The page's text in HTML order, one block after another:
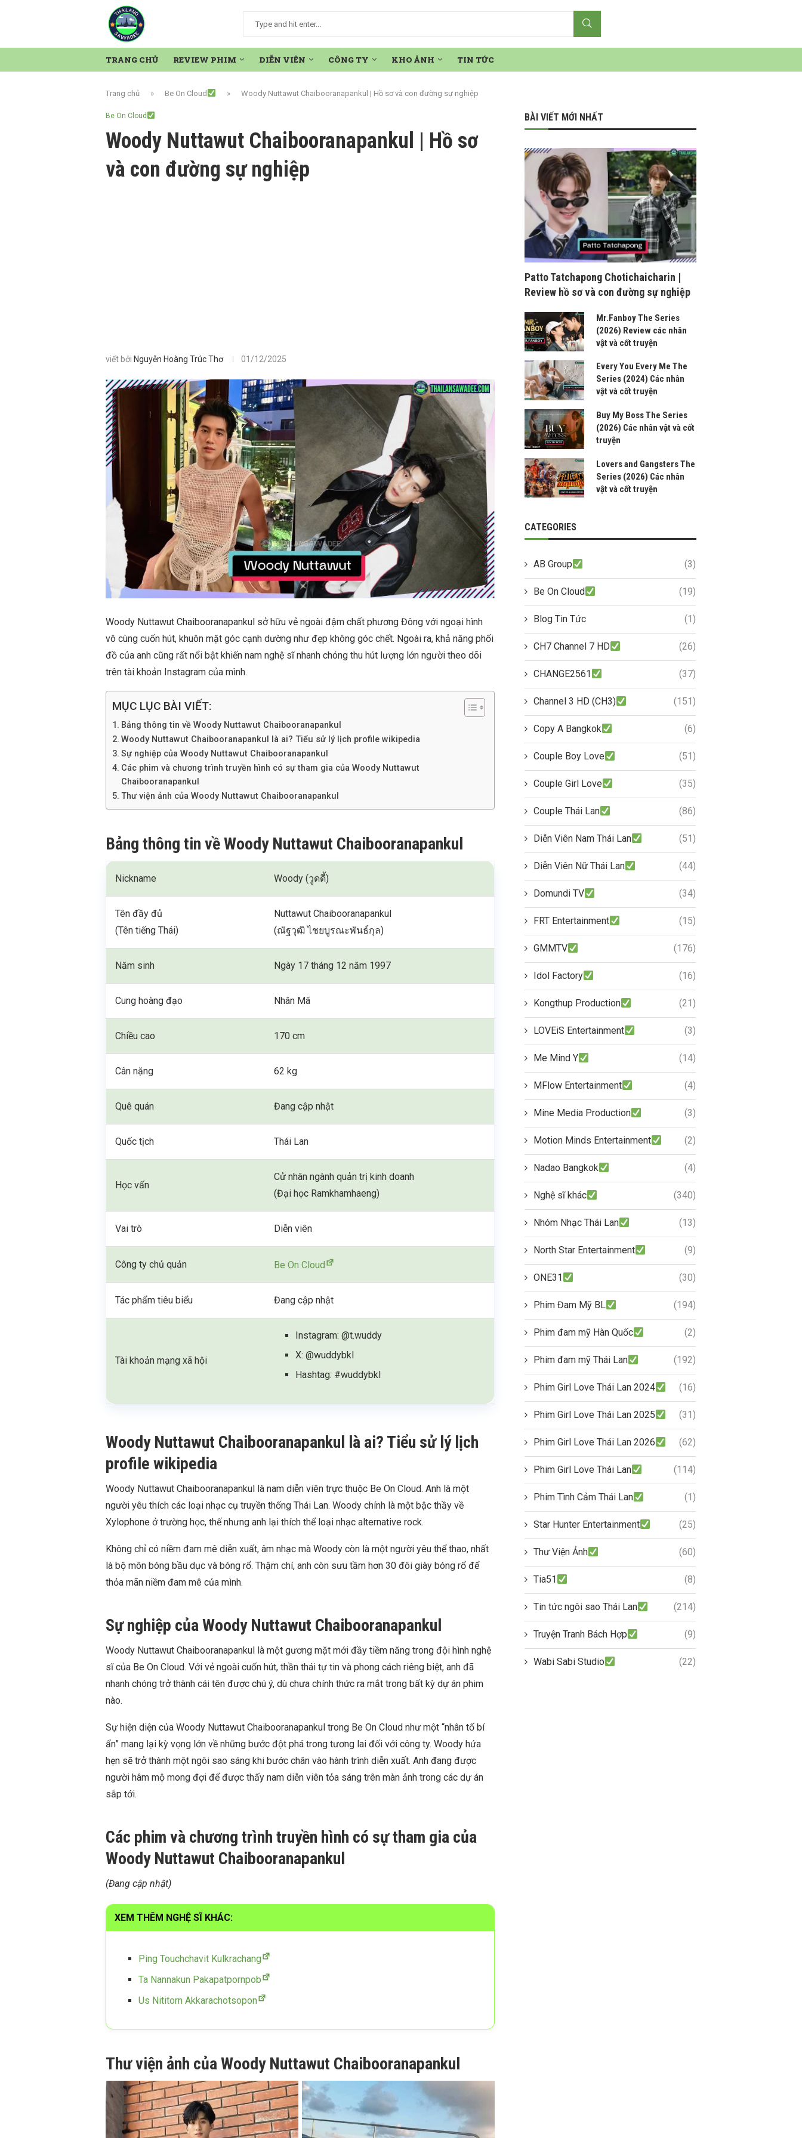
TRANG CHỦ REVIEW PHIM DIỄN VIÊN CÔNG TY KHO ẢNH TIN TỨC
Trang chủ » Be On Cloud » Woody Nuttawut Chaibooranapankul | Hồ sơ và con đường sự nghiệp
Be On Cloud
Woody Nuttawut Chaibooranapankul | Hồ sơ
và con đường sự nghiệp
viết bởi Nguyễn Hoàng Trúc Thơ 01/12/2025
Woody Nuttawut Chaibooranapankul sở hữu vẻ ngoài đậm chất phương Đông với ngoại hình
vô cùng cuốn hút, khuôn mặt góc cạnh dường như đẹp không góc chết. Ngoài ra, khả năng phối
đồ của anh cũng rất nổi bật khiến nam nghệ sĩ nhanh chóng thu hút lượng lớn người theo dõi
trên tài khoản Instagram của mình.
MỤC LỤC BÀI VIẾT:
Bảng thông tin về Woody Nuttawut Chaibooranapankul
Woody Nuttawut Chaibooranapankul là ai? Tiểu sử lý lịch profile wikipedia
Sự nghiệp của Woody Nuttawut Chaibooranapankul
Các phim và chương trình truyền hình có sự tham gia của Woody Nuttawut
Chaibooranapankul
Thư viện ảnh của Woody Nuttawut Chaibooranapankul
Bảng thông tin về Woody Nuttawut Chaibooranapankul
Nickname Woody (วูดดี้)
Tên đầy đủ
(Tên tiếng Thái)
Nuttawut Chaibooranapankul
(ณัฐวุฒิ ไชยบูรณะพันธ์กุล)
Năm sinh Ngày 17 tháng 12 năm 1997
Cung hoàng đạo Nhân Mã
Chiều cao 170 cm
Cân nặng 62 kg
Quê quán Đang cập nhật
Quốc tịch Thái Lan
Học vấn
Cử nhân ngành quản trị kinh doanh
(Đại học Ramkhamhaeng)
Vai trò Diễn viên
Công ty chủ quản Be On Cloud
Tác phẩm tiêu biểu Đang cập nhật
Tài khoản mạng xã hội
Instagram: @t.wuddy
X: @wuddybkl
Hashtag: #wuddybkl
Woody Nuttawut Chaibooranapankul là ai? Tiểu sử lý lịch
profile wikipedia
Woody Nuttawut Chaibooranapankul là nam diễn viên trực thuộc Be On Cloud. Anh là một
người yêu thích các loại nhạc cụ truyền thống Thái Lan. Woody chính là một bậc thầy về
Xylophone ở trường học, thế nhưng anh lại thích thể loại nhạc alternative rock.
Không chỉ có niềm đam mê diễn xuất, âm nhạc mà Woody còn là một người yêu thể thao, nhất
là bộ môn bóng bầu dục và bóng rổ. Thậm chí, anh còn sưu tầm hơn 30 đôi giày bóng rổ để
thỏa mãn niềm đam mê của mình.
Sự nghiệp của Woody Nuttawut Chaibooranapankul
Woody Nuttawut Chaibooranapankul là một gương mặt mới đầy tiềm năng trong đội hình nghệ
sĩ của Be On Cloud. Với vẻ ngoài cuốn hút, thần thái tự tin và phong cách riêng biệt, anh đã
nhanh chóng trở thành cái tên được chú ý, dù chưa chính thức ra mắt trong bất kỳ dự án phim
nào.
Sự hiện diện của Woody Nuttawut Chaibooranapankul trong Be On Cloud như một “nhân tố bí
ẩn” mang lại kỳ vọng lớn về những bước đột phá trong tương lai đối với công ty. Woody hứa
hẹn sẽ trở thành một ngôi sao sáng khi bước chân vào hành trình diễn xuất. Anh đang được
người hâm mộ mong đợi để được thấy nam diễn viên tỏa sáng trên màn ảnh trong các dự án
sắp tới.
Các phim và chương trình truyền hình có sự tham gia của
Woody Nuttawut Chaibooranapankul
(Đang cập nhật)
XEM THÊM NGHỆ SĨ KHÁC:
Ping Touchchavit Kulkrachang
Ta Nannakun Pakapatpornpob
Us Nititorn Akkarachotsopon
Thư viện ảnh của Woody Nuttawut Chaibooranapankul
BÀI VIẾT MỚI NHẤT
Patto Tatchapong Chotichaicharin |
Review hồ sơ và con đường sự nghiệp
Mr.Fanboy The Series
(2026) Review các nhân
vật và cốt truyện
Every You Every Me The
Series (2024) Các nhân
vật và cốt truyện
Buy My Boss The Series
(2026) Các nhân vật và cốt
truyện
Lovers and Gangsters The
Series (2026) Các nhân
vật và cốt truyện
CATEGORIES
AB Group (3)
Be On Cloud (19)
Blog Tin Tức (1)
CH7 Channel 7 HD (26)
CHANGE2561 (37)
Channel 3 HD (CH3) (151)
Copy A Bangkok (6)
Couple Boy Love (51)
Couple Girl Love (35)
Couple Thái Lan (86)
Diễn Viên Nam Thái Lan (51)
Diễn Viên Nữ Thái Lan (44)
Domundi TV (34)
FRT Entertainment (15)
GMMTV (176)
Idol Factory (16)
Kongthup Production (21)
LOVEiS Entertainment (3)
Me Mind Y (14)
MFlow Entertainment (4)
Mine Media Production (3)
Motion Minds Entertainment (2)
Nadao Bangkok (4)
Nghệ sĩ khác (340)
Nhóm Nhạc Thái Lan (13)
North Star Entertainment (9)
ONE31 (30)
Phim Đam Mỹ BL (194)
Phim đam mỹ Hàn Quốc (2)
Phim đam mỹ Thái Lan (192)
Phim Girl Love Thái Lan 2024 (16)
Phim Girl Love Thái Lan 2025 (31)
Phim Girl Love Thái Lan 2026 (62)
Phim Girl Love Thái Lan (114)
Phim Tình Cảm Thái Lan (1)
Star Hunter Entertainment (25)
Thư Viện Ảnh (60)
Tia51 (8)
Tin tức ngôi sao Thái Lan (214)
Truyện Tranh Bách Hợp (9)
Wabi Sabi Studio (22)